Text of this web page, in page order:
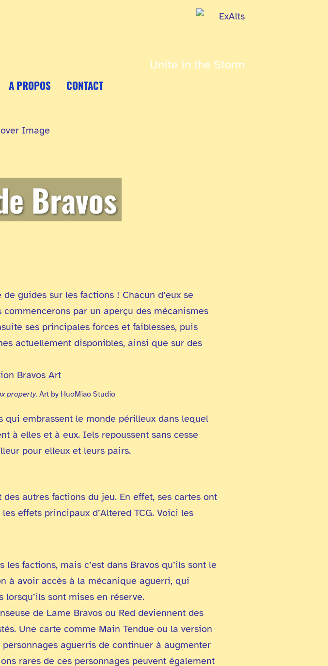
Unite in the Storm
A PROPOS CONTACT
Bravos
guides sur les factions ! Chacun d’eux se
commencerons par un aperçu des mécanismes
ses principales forces et faiblesses, puis
actuellement disponibles, ainsi que sur des
property. Art by HuoMiao Studio
qui embrassent le monde périlleux dans lequel
à elles et à eux. Iels repoussent sans cesse
pour elleux et leurs pairs.
autres factions du jeu. En effet, ses cartes ont
effets principaux d’Altered TCG. Voici les
factions, mais c’est dans Bravos qu’ils sont le
à avoir accès à la mécanique aguerri, qui
sont mises en réserve.
de Lame Bravos ou Red deviennent des
Une carte comme Main Tendue ou la version
aguerris de continuer à augmenter
rares de ces personnages peuvent également